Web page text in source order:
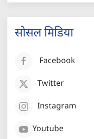
सोसल मिडिया
Facebook
Twitter
Instagram
Youtube